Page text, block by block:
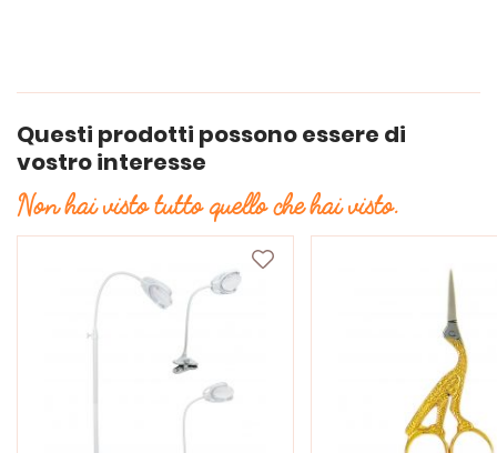
Questi prodotti possono essere di
vostro interesse
Non hai visto tutto quello che hai visto.